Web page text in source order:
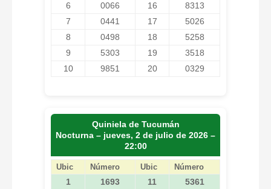
6
0066 16
8313
7
0441 17
5026
8
0498 18
5258
9
5303 19
3518
10
9851 20 0329
Quiniela de Tucumán
Nocturna – jueves, 2 de julio de 2026 –
22:00
Ubic Número Ubic Número
1 1693 11
5361